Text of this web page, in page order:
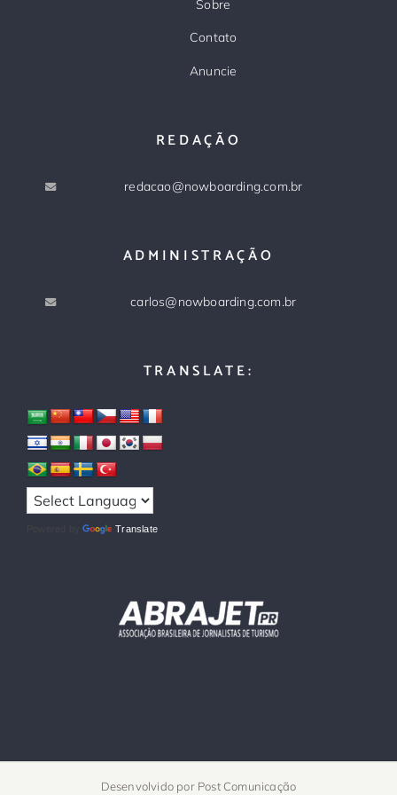
Sobre
Contato
Anuncie
REDAÇÃO
redacao@nowboarding.com.br
ADMINISTRAÇÃO
carlos@nowboarding.com.br
TRANSLATE:
Powered by Translate
Desenvolvido por Post Comunicação